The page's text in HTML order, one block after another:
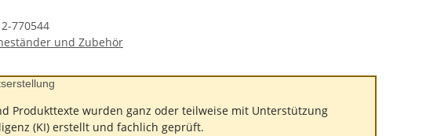
2-770544
und Zubehör
Produkttexte wurden ganz oder teilweise mit Unterstützung
(KI) erstellt und fachlich geprüft.